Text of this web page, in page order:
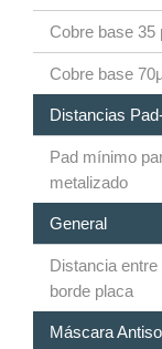
Cobre base 35
Cobre base
Distancias
Pad mínimo
metalizado
General
Distancia
borde placa
Máscara